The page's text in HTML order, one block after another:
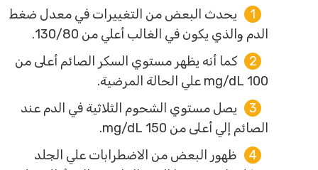
يحدث البعض من التغييرات في معدل ضغط
الدم والذي يكون في الغالب أعلي من 130/80.
كما أنه يظهر مستوي السكر الصائم أعلى من
100 mg/dL علي الحالة المرضية.
يصل مستوي الشحوم الثلاثية في الدم عند
الصائم إلي أعلى من 150 mg/dL.
ظهور البعض من الاضطرابات علي الجلد